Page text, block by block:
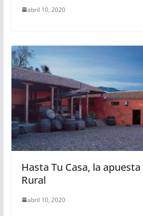
abril 10, 2020
Hasta Tu Casa, la
Rural
abril 10, 2020